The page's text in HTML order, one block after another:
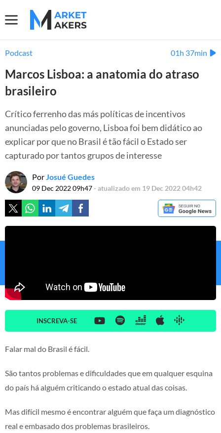
Podcast 01h 37min
Marcos Lisboa: a anatomia do atraso
brasileiro
Crítico ferrenho das más políticas de incentivos
anunciadas pelo governo, Lisboa foi bem didático ao
explicar por que no Brasil é tão fácil o Estado ser
capturado por tantos grupos de interesse
PorJosué Guedes
09 Dec 2022 09h47- atualizado em 19 Dec 2022 04h42
INSCREVA-SE
Falar mal do Brasil é fácil.
São tantos problemas e dificuldades que em qualquer esquina
do país há alguém criticando o estado atual das coisas.
Mas difícil mesmo é encontrar alguém que faça um diagnóstico
real e embasado dos problemas brasileiros.